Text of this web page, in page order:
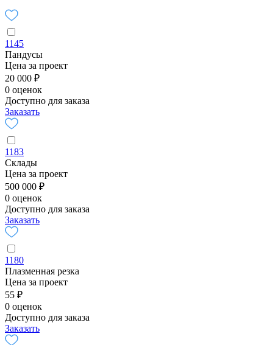
1145
Пандусы
Цена за проект
20 000 ₽
0 оценок
Доступно для заказа
Заказать
1183
Склады
Цена за проект
500 000 ₽
0 оценок
Доступно для заказа
Заказать
1180
Плазменная резка
Цена за проект
55 ₽
0 оценок
Доступно для заказа
Заказать